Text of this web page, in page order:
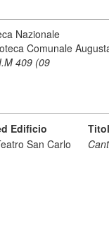
Nazionale
Comunale
409 (09
Edificio
San Carlo